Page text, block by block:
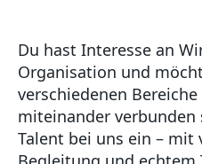
Du hast Interesse an
Organisation und
verschiedenen Bereiche
miteinander verbunden
Talent bei uns ein – mit